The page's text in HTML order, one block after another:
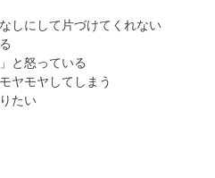
しにして片づけてくれない
と怒っている
ヤモヤしてしまう
たい